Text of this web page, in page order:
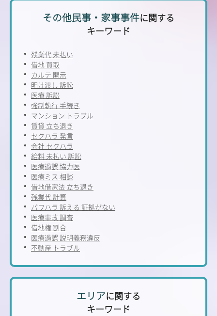
その他民事・家事事件に関する
キーワード
残業代 未払い
借地 買取
カルテ 開示
明け渡し 訴訟
医療 訴訟
強制執行 手続き
マンション トラブル
賃貸 立ち退き
セクハラ 発言
会社 セクハラ
給料 未払い 訴訟
医療過誤 協力医
医療ミス 相談
借地借家法 立ち退き
残業代 計算
パワハラ 訴える 証拠がない
医療事故 調査
借地権 割合
医療過誤 説明義務違反
不動産 トラブル
エリアに関する
キーワード